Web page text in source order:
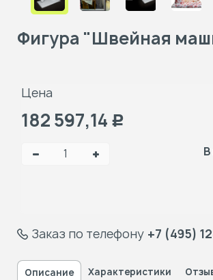
Фигура "Швейная
Цена
182 597,14 Р
Заказ по телефону +7 (495)
Описание Характеристики